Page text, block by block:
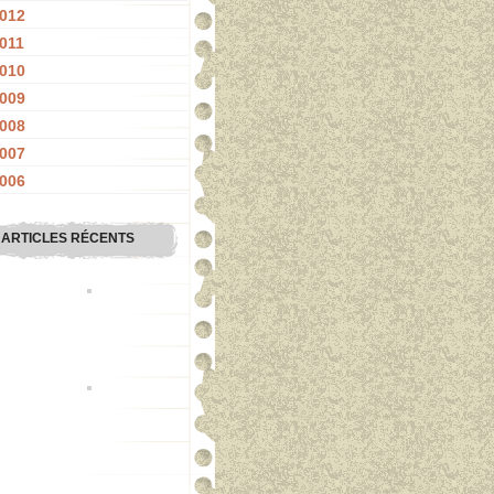
ARTICLES RÉCENTS